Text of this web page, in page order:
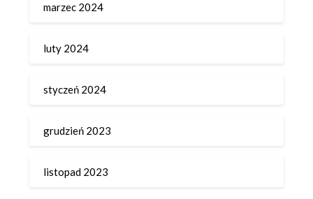
marzec 2024
luty 2024
styczeń 2024
grudzień 2023
listopad 2023